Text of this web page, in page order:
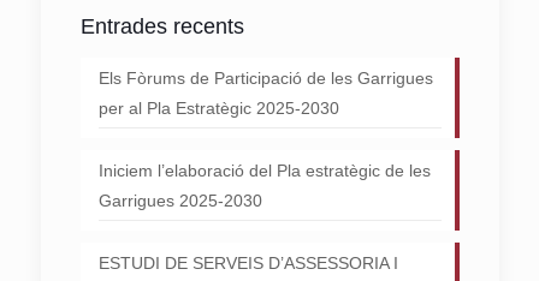
Entrades recents
Els Fòrums de Participació de les Garrigues
per al Pla Estratègic 2025-2030
Iniciem l’elaboració del Pla estratègic de les
Garrigues 2025-2030
ESTUDI DE SERVEIS D’ASSESSORIA I